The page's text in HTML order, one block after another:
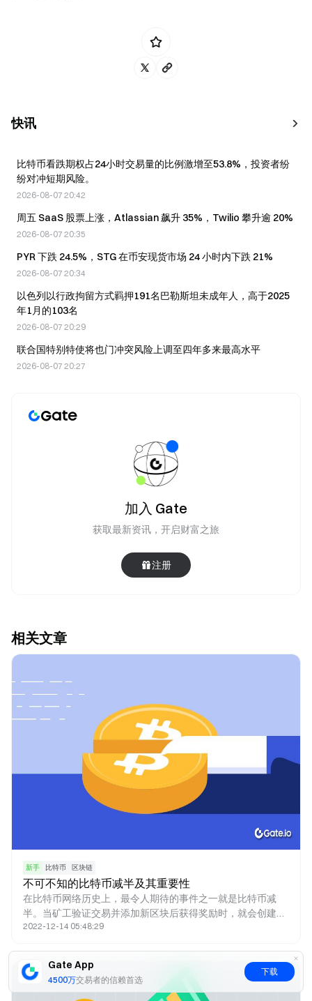
Gate App
4500万交易者的信赖首选
下载
快讯
比特币看跌期权占24小时交易量的比例激增至53.8%，投资者纷
纷对冲短期风险。
2026-08-07 20:42
周五 SaaS 股票上涨，Atlassian 飙升 35%，Twilio 攀升逾 20%
2026-08-07 20:35
PYR 下跌 24.5%，STG 在币安现货市场 24 小时内下跌 21%
2026-08-07 20:34
以色列以行政拘留方式羁押191名巴勒斯坦未成年人，高于2025
年1月的103名
2026-08-07 20:29
联合国特别特使将也门冲突风险上调至四年多来最高水平
2026-08-07 20:27
加入 Gate
获取最新资讯，开启财富之旅
注册
相关文章
新手 比特币 区块链
不可不知的比特币减半及其重要性
在比特币网络历史上，最令人期待的事件之一就是比特币减
半。当矿工验证交易并添加新区块后获得奖励时，就会创建新
的比特币。新铸造的比特币就是奖励的来源。比特币减半减少
时发行取决于政府的决定，而比特币则不同，其发行上限为
21,000,000枚。减半是一种调节比特币产量的方法，同时有助
2022-12-14 05:48:29